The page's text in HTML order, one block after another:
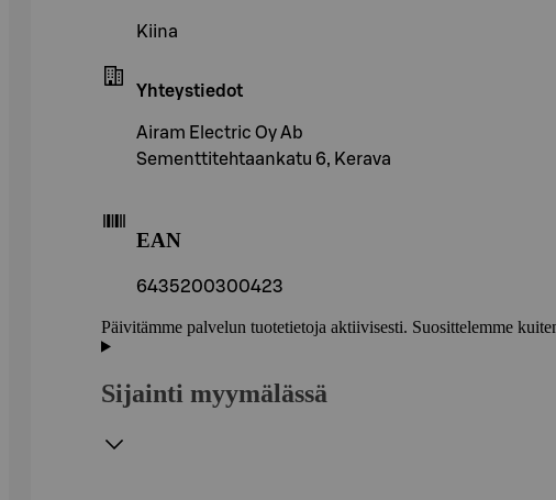
Kiina
Yhteystiedot
Airam Electric Oy Ab
Sementtitehtaankatu 6, Kerava
EAN
6435200300423
Päivitämme palvelun tuotetietoja aktiivisesti. Suosittelemme
Sijainti myymälässä